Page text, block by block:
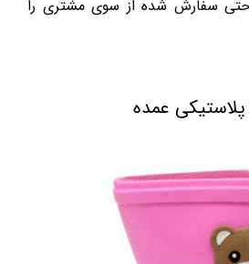
سفارش شده از سوی مشتری را
عمده